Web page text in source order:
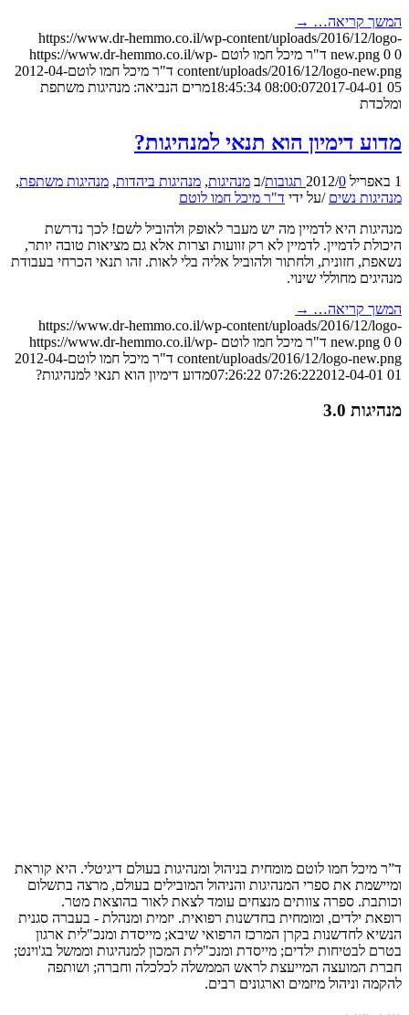
המשך קריאה… →
https://www.dr-hemmo.co.il/wp-content/uploads/2016/12/logo-
new.png 0 0 ד"ר מיכל חמו לוטם https://www.dr-hemmo.co.il/wp-
content/uploads/2016/12/logo-new.png ד"ר מיכל חמו לוטם2012-04-
05 08:00:07
2017-04-01 18:45:34
מרים הנביאה: מנהיגות משתפת
ומלכדת
מדוע דימיון הוא תנאי למנהיגות?
1 באפריל 2012 /0 תגובות /ב מנהיגות, מנהיגות ביהדות, מנהיגות משתפת,
מנהיגות נשים /על ידי ד"ר מיכל חמו לוטם
מנהיגות היא לדמיין מה יש מעבר לאופק ולהוביל לשם! לכך נדרשת
היכולת לדמיין. לדמיין לא רק זוועות וצרות אלא גם מציאות טובה יותר,
נשאפת, חזונית, ולחתור ולהוביל אליה בלי לאות. זהו תנאי הכרחי בעבודת
מנהיגים מחוללי שינוי.
המשך קריאה… →
https://www.dr-hemmo.co.il/wp-content/uploads/2016/12/logo-
new.png 0 0 ד"ר מיכל חמו לוטם https://www.dr-hemmo.co.il/wp-
content/uploads/2016/12/logo-new.png ד"ר מיכל חמו לוטם2012-04-
01 07:26:22
2012-04-01 07:26:22 מדוע דימיון הוא תנאי למנהיגות?
מנהיגות 3.0
ד”ר מיכל חמו לוטם מומחית בניהול ומנהיגות בעולם דיגיטלי. היא קוראת
ומיישמת את ספרי המנהיגות והניהול המובילים בעולם, מרצה בתשלום
וכותבת. ספרה צוותים מנצחים עומד לצאת לאור בהוצאת מטר.
רופאת ילדים, ומומחית בחדשנות רפואית. יזמית ומנהלת - בעברה סגנית
הנשיא לחדשנות בקרן המרכז הרפואי שיבא; מייסדת ומנכ"לית ארגון
בטרם לבטיחות ילדים; מייסדת ומנכ"לית המכון למנהיגות וממשל בג'וינט;
חברת המועצה המייעצת לראש הממשלה לכלכלה וחברה; ושותפה
להקמה וניהול מיזמים וארגונים רבים.